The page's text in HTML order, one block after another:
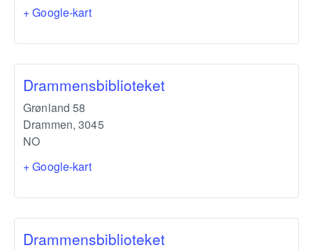
+ Google-kart
Drammensbiblioteket
Grønland 58
Drammen, 3045
NO
+ Google-kart
Drammensbiblioteket